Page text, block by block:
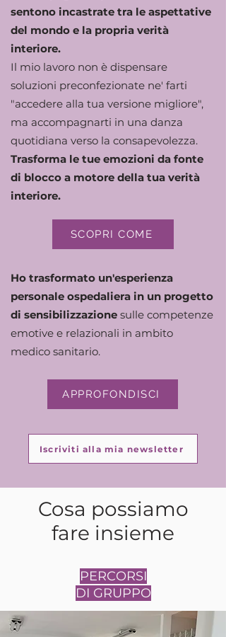
sentono incastrate tra le aspettative
del mondo e la propria verità
interiore.
Il mio lavoro non è dispensare
soluzioni preconfezionate ne' farti
"accedere alla tua versione migliore",
ma accompagnarti in una danza
quotidiana verso la consapevolezza.
Trasforma le tue emozioni da fonte
di blocco a motore della tua verità
interiore.
SCOPRI COME
Ho trasformato un'esperienza
personale ospedaliera in un progetto
di sensibilizzazione sulle competenze
emotive e relazionali in ambito
medico sanitario.
APPROFONDISCI
Iscriviti alla mia newsletter
Cosa possiamo
fare insieme
PERCORSI
DI GRUPPO